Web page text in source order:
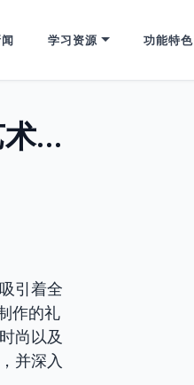
学习资源 功能特色
非洲电影奖：500条面包礼服惊艳全场，艺术与时尚的边界再受探讨
引着全
作的礼
尚以及
并深入